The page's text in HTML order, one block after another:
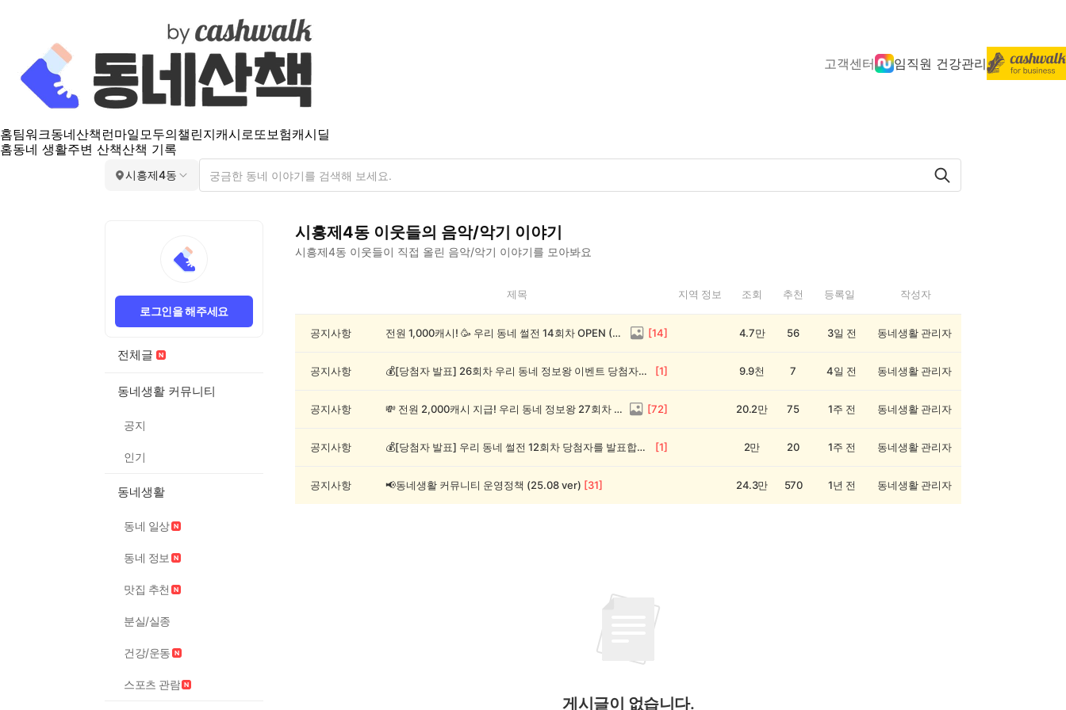
고객센터 임직원 건강관리
홈팀워크동네산책 런마일모두의챌린지캐시로또보험캐시딜
홈동네 생활주변 산책산책 기록
시흥제4동
로그인을 해주세요
전체글
동네생활 커뮤니티
공지
인기
동네생활
동네 일상
동네 정보
맛집 추천
분실/실종
건강/운동
스포츠 관람
시흥제4동 이웃들의 음악/악기 이야기
시흥제4동 이웃들이 직접 올린 음악/악기 이야기를 모아봐요
제
악/
제목 지역 정보 조회 추천 등록일 작성자
공지사항 전원 1,000캐시! 🥳 우리 동네 썰전 14회차 OPEN (~8/17) [14] 4.7만 56 3일 전 동네생활 관리자
공지사항 💰[당첨자 발표] 26회차 우리 동네 정보왕 이벤트 당첨자를 발표합니다! [1] 9.9천 7 4일 전 동네생활 관리자
공지사항 💸 전원 2,000캐시 지급! 우리 동네 정보왕 27회차 (~8/10) [72] 20.2만 75 1주 전 동네생활 관리자
공지사항 💰[당첨자 발표] 우리 동네 썰전 12회차 당첨자를 발표합니다! [1] 2만 20 1주 전 동네생활 관리자
공지사항 📢동네생활 커뮤니티 운영정책 (25.08 ver) [31] 24.3만 570 1년 전 동네생활 관리자
게시글이 없습니다.